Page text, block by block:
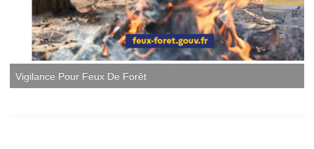
Vigilance Pour Feux De Forêt